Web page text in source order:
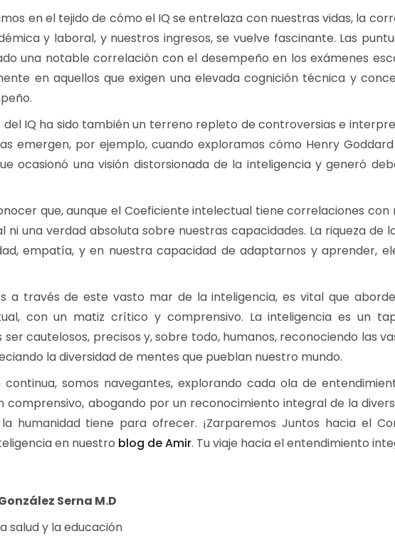
en el tejido de cómo el IQ se entrelaza con nuestras vidas, la
y laboral, y nuestros ingresos, se vuelve fascinante. Las
una notable correlación con el desempeño en los exámenes
en aquellos que exigen una elevada cognición técnica y
del IQ ha sido también un terreno repleto de controversias e
emergen, por ejemplo, cuando exploramos cómo Henry
ocasionó una visión distorsionada de la inteligencia y generó
que, aunque el Coeficiente intelectual tiene correlaciones
ni una verdad absoluta sobre nuestras capacidades. La riqueza de
empatía, y en nuestra capacidad de adaptarnos y aprender,
a través de este vasto mar de la inteligencia, es vital que
con un matiz crítico y comprensivo. La inteligencia es un
cautelosos, precisos y, sobre todo, humanos, reconociendo las
la diversidad de mentes que pueblan nuestro mundo.
continua, somos navegantes, explorando cada ola de
comprensivo, abogando por un reconocimiento integral de la
humanidad tiene para ofrecer. ¡Zarparemos Juntos hacia el
en nuestro blog de Amir. Tu viaje hacia el entendimiento
Serna M.D
salud y la educación